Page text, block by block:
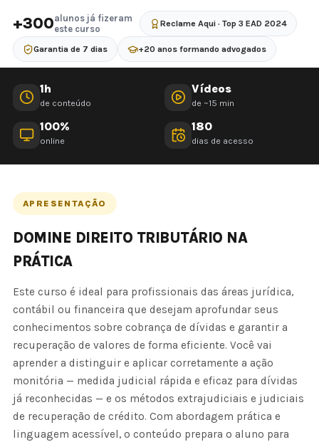
+300alunos já fizeram
este curso
Reclame Aqui · Top 3 EAD 2024
Garantia de 7 dias +20 anos formando advogados
1h
de conteúdo
Vídeos
de ~15 min
100%
online
180
dias de acesso
APRESENTAÇÃO
DOMINE DIREITO TRIBUTÁRIO NA
PRÁTICA
Este curso é ideal para profissionais das áreas jurídica,
contábil ou financeira que desejam aprofundar seus
conhecimentos sobre cobrança de dívidas e garantir a
recuperação de valores de forma eficiente. Você vai
aprender a distinguir e aplicar corretamente a ação
monitória — medida judicial rápida e eficaz para dívidas
já reconhecidas — e os métodos extrajudiciais e judiciais
de recuperação de crédito. Com abordagem prática e
linguagem acessível, o conteúdo prepara o aluno para